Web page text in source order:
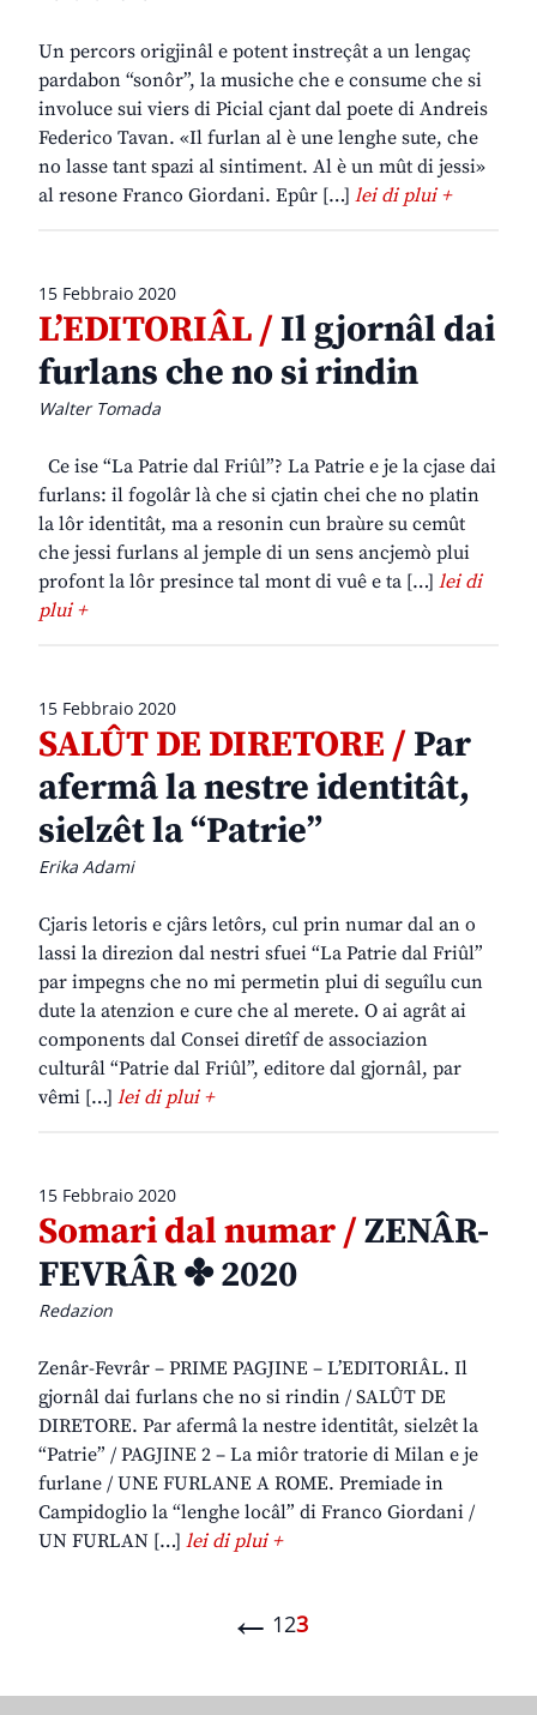
Un percors origjinâl e potent instreçât a un lengaç
pardabon “sonôr”, la musiche che e consume che si
involuce sui viers di Picial cjant dal poete di Andreis
Federico Tavan. «Il furlan al è une lenghe sute, che
no lasse tant spazi al sintiment. Al è un mût di jessi»
al resone Franco Giordani. Epûr […] lei di plui +
15 Febbraio 2020
L’EDITORIÂL /Il gjornâl dai
furlans che no si rindin
Walter Tomada
Ce ise “La Patrie dal Friûl”? La Patrie e je la cjase dai
furlans: il fogolâr là che si cjatin chei che no platin
la lôr identitât, ma a resonin cun braùre su cemût
che jessi furlans al jemple di un sens ancjemò plui
profont la lôr presince tal mont di vuê e ta […] lei di
plui +
15 Febbraio 2020
SALÛT DE DIRETORE /Par
afermâ la nestre identitât,
sielzêt la “Patrie”
Erika Adami
Cjaris letoris e cjârs letôrs, cul prin numar dal an o
lassi la direzion dal nestri sfuei “La Patrie dal Friûl”
par impegns che no mi permetin plui di seguîlu cun
dute la atenzion e cure che al merete. O ai agrât ai
components dal Consei diretîf de associazion
culturâl “Patrie dal Friûl”, editore dal gjornâl, par
vêmi […] lei di plui +
15 Febbraio 2020
Somari dal numar /ZENÂR-
FEVRÂR ✤ 2020
Redazion
Zenâr-Fevrâr – PRIME PAGJINE – L’EDITORIÂL. Il
gjornâl dai furlans che no si rindin / SALÛT DE
DIRETORE. Par afermâ la nestre identitât, sielzêt la
“Patrie” / PAGJINE 2 – La miôr tratorie di Milan e je
furlane / UNE FURLANE A ROME. Premiade in
Campidoglio la “lenghe locâl” di Franco Giordani /
UN FURLAN […] lei di plui +
← 123